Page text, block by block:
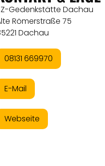
Gedenkstätte Dachau
Römerstraße 75
Dachau
08131 669970
E-Mail
Webseite